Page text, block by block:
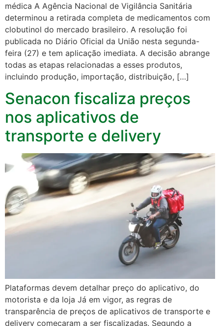
médica A Agência Nacional de Vigilância Sanitária
determinou a retirada completa de medicamentos com
clobutinol do mercado brasileiro. A resolução foi
publicada no Diário Oficial da União nesta segunda-
feira (27) e tem aplicação imediata. A decisão abrange
todas as etapas relacionadas a esses produtos,
incluindo produção, importação, distribuição, […]
Senacon fiscaliza preços
nos aplicativos de
transporte e delivery
Plataformas devem detalhar preço do aplicativo, do
motorista e da loja Já em vigor, as regras de
transparência de preços de aplicativos de transporte e
delivery começaram a ser fiscalizadas. Segundo a